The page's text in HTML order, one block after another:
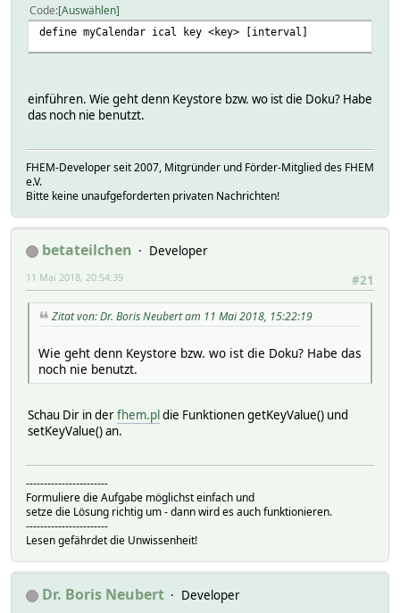
Code Auswählen
define myCalendar ical key <key> [interval]
einführen. Wie geht denn Keystore bzw. wo ist die Doku? Habe
das noch nie benutzt.
FHEM-Developer seit 2007, Mitgründer und Förder-Mitglied des FHEM
e.V.
Bitte keine unaufgeforderten privaten Nachrichten!
betateilchen
Developer
#21
11 Mai 2018, 20:54:39
Zitat von: Dr. Boris Neubert am 11 Mai 2018, 15:22:19
Wie geht denn Keystore bzw. wo ist die Doku? Habe das
noch nie benutzt.
Schau Dir in derfhem.pldie Funktionen getKeyValue() und
setKeyValue() an.
-----------------------
Formuliere die Aufgabe möglichst einfach und
setze die Lösung richtig um - dann wird es auch funktionieren.
-----------------------
Lesen gefährdet die Unwissenheit!
Dr. Boris Neubert
Developer